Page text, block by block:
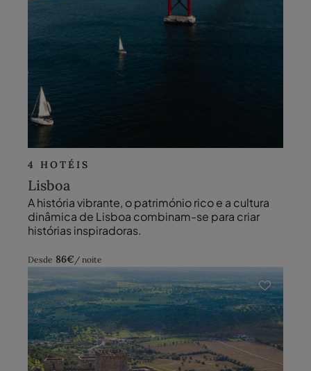
4 HOTÉIS
Lisboa
A história vibrante, o património rico e a cultura
dinâmica de Lisboa combinam-se para criar
histórias inspiradoras.
Desde 86€ / noite